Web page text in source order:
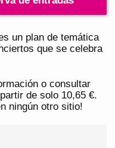
un plan de temática
que se celebra
o consultar
de solo 10,65 €.
ningún otro sitio!